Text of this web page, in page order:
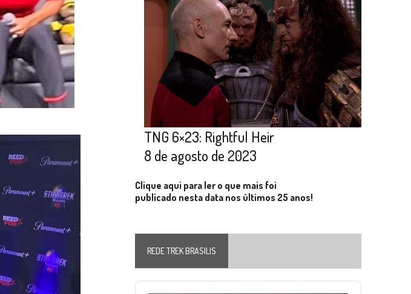
TNG 6×23: Rightful Heir
8 de agosto de 2023
Clique aqui para ler o que mais foi
publicado nesta data nos últimos 25 anos!
REDE TREK BRASILIS
Audio